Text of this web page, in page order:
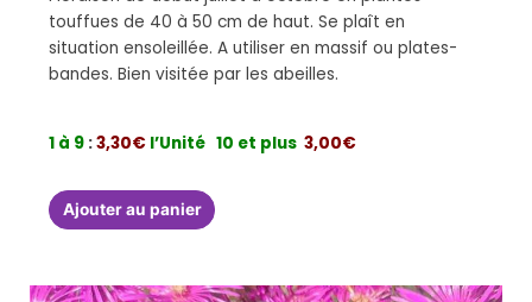
touffues de 40 à 50 cm de haut. Se plaît en
situation ensoleillée. A utiliser en massif ou plates-
bandes. Bien visitée par les abeilles.
1 à 9 :3,30€ l’Unité 10 et plus 3,00€
Ajouter au panier